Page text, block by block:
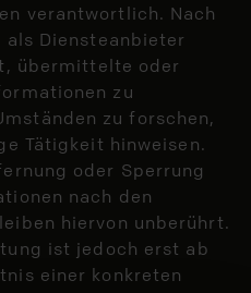
verantwortlich. Nach
als Diensteanbieter
übermittelte oder
zu
zu forschen,
Tätigkeit hinweisen.
oder Sperrung
nach den
hiervon unberührt.
ist jedoch erst ab
einer konkreten